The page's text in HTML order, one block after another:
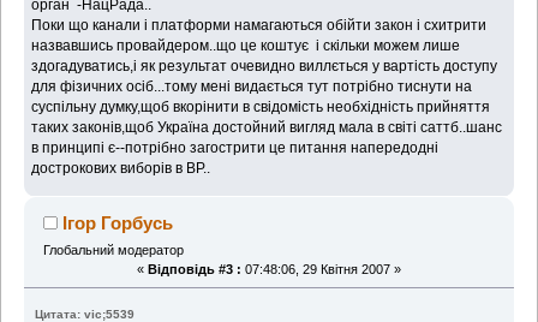
орган -НацРада..
Поки що канали і платформи намагаються обійти закон і схитрити
назвавшись провайдером..що це коштує і скільки можем лише
здогадуватись,і як результат очевидно виллється у вартість доступу
для фізичних осіб...тому мені видається тут потрібно тиснути на
суспільну думку,щоб вкорінити в свідомість необхідність прийняття
таких законів,щоб Україна достойний вигляд мала в світі саттб..шанс
в принципі є--потрібно загострити це питання напередодні
дострокових виборів в ВР..
Ігор Горбусь
Глобальний модератор
« Відповідь #3 : 07:48:06, 29 Квітня 2007 »
Цитата: vic;5539